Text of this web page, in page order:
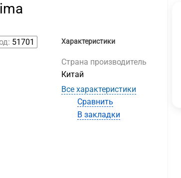
51701 Характеристики
Страна производитель
Китай
Все характеристики
Сравнить
В закладки